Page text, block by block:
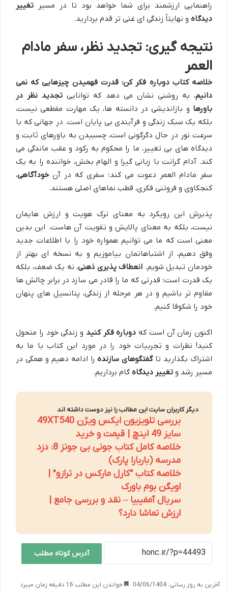
راهنمایی ارزشمند برای شما خواهد بود تا در مسیر تغییر
دیدگاه و نهایتاً زندگی ای غنی تر قدم بردارید.
نتیجه گیری: تجدید نظر، سفر مادام
العمر
خلاصه کتاب دوباره فکر کن: قدرت فهمیدن چیزهایی که نمی
دانیم، به روشنی نشان می دهد که توانایی تجدید نظر در
باورها و بازاندیشی در دانسته ها، یک مهارت مقطعی نیست،
بلکه یک سبک زندگی و فرآیندی بی پایان است. در جهانی که با
سرعت نور در حال دگرگونی است، چسبیدن به باورهای ثابت و
دیدگاه های بی تغییر، ما را محکوم به رکود و عقب ماندگی می
کند. آدام گرانت با زبانی گیرا و الهام بخش، خواننده را به یک
سفر مادام العمر دعوت می کند؛ سفری که در آن خودآگاهی،
کنجکاوی و فروتنی فکری، قطب نماهای اصلی هستند.
پذیرش این رویکرد به معنای ترک هویت و ارزش هایمان
نیست، بلکه به معنای پالایش و تقویت آن هاست. این بدین
معنی است که ما می توانیم همواره خود را با اطلاعات جدید
وفق دهیم، از اشتباهاتمان بیاموزیم و به نسخه ای بهتر از
خودمان تبدیل شویم. انعطاف پذیری ذهنی، نه یک ضعف، بلکه
یک قدرت است؛ قدرتی که ما را قادر می سازد در برابر چالش ها
مقاوم تر باشیم و در هر مرحله از زندگی، پتانسیل های پنهان
خود را شکوفا کنیم.
اکنون زمان آن است که دوباره فکر کنید و زندگی خود را متحول
کنید! نظرات و تجربیات خود را در مورد این کتاب با ما به
اشتراک بگذارید تاگفتگوهای سازندهرا ادامه دهیم و همگی در
مسیر رشد و تغییر دیدگاه گام برداریم.
دیگر کاربران سایت این مطالب را نیز دوست داشته اند
بررسی تلویزیون ایکس ویژن 49XT540
سایز 49 اینچ | قیمت و خرید
خلاصه کامل کتاب جونی بی جونز 8: دزد
مدرسه (باربارا پارک)
خلاصه کتاب “کارل مارکس در ترازو” |
اویگن بوم باورک
سریال آمفیبیا – نقد و بررسی جامع |
ارزش تماشا دارد؟
آدرس کوتاه مطلب
آخرین به روز رسانی: 04/06/1404 خواندن این مطلب 16 دقیقه زمان میبرد